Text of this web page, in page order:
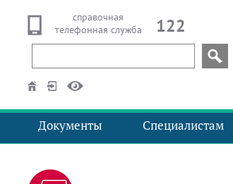
справочная
телефонная служба
122
Документы Специалистам